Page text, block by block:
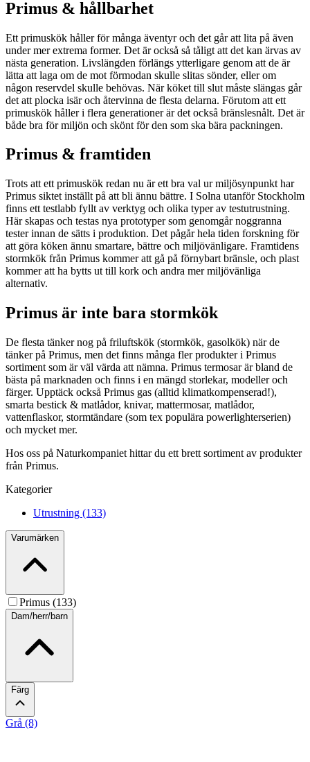
Primus & hållbarhet
Ett primuskök håller för många äventyr och det går att lita på även
under mer extrema former. Det är också så tåligt att det kan ärvas av
nästa generation. Livslängden förlängs ytterligare genom att de är
lätta att laga om de mot förmodan skulle slitas sönder, eller om
någon reservdel skulle behövas. När köket till slut måste slängas går
det att plocka isär och återvinna de flesta delarna. Förutom att ett
primuskök håller i flera generationer är det också bränslesnålt. Det är
både bra för miljön och skönt för den som ska bära packningen.
Primus & framtiden
Trots att ett primuskök redan nu är ett bra val ur miljösynpunkt har
Primus siktet inställt på att bli ännu bättre. I Solna utanför Stockholm
finns ett testlabb fyllt av verktyg och olika typer av testutrustning.
Här skapas och testas nya prototyper som genomgår noggranna
tester innan de sätts i produktion. Det pågår hela tiden forskning för
att göra köken ännu smartare, bättre och miljövänligare. Framtidens
stormkök från Primus kommer att gå på förnybart bränsle, och plast
kommer att ha bytts ut till kork och andra mer miljövänliga
alternativ.
Primus är inte bara stormkök
De flesta tänker nog på friluftskök (stormkök, gasolkök) när de
tänker på Primus, men det finns många fler produkter i Primus
sortiment som är väl värda att nämna. Primus termosar är bland de
bästa på marknaden och finns i en mängd storlekar, modeller och
färger. Upptäck också Primus gas (alltid klimatkompenserad!),
smarta bestick & matlådor, knivar, mattermosar, matlådor,
vattenflaskor, stormtändare (som tex populära powerlighterserien)
och mycket mer.
Hos oss på Naturkompaniet hittar du ett brett sortiment av produkter
från Primus.
Kategorier
Utrustning (133)
Varumärken
Primus (133)
Dam/herr/barn
Färg
Grå (8)